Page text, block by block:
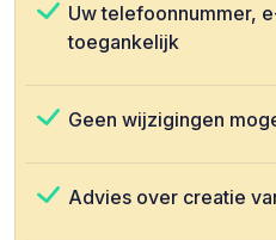
Uw telefoonnummer,
toegankelijk
Geen wijzigingen
Advies over creatie